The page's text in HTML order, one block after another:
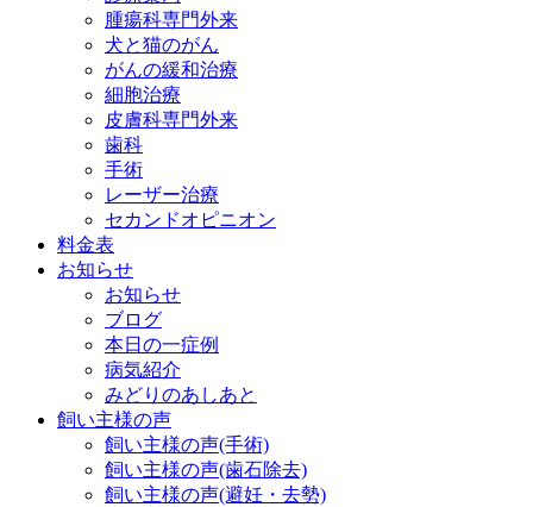
腫瘍科専門外来
犬と猫のがん
がんの緩和治療
細胞治療
皮膚科専門外来
歯科
手術
レーザー治療
セカンドオピニオン
料金表
お知らせ
お知らせ
ブログ
本日の一症例
病気紹介
みどりのあしあと
飼い主様の声
飼い主様の声(手術)
飼い主様の声(歯石除去)
飼い主様の声(避妊・去勢)